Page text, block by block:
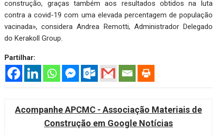
construção, graças também aos resultados obtidos na luta
contra a covid-19 com uma elevada percentagem de população
vacinada», considera Andrea Remotti, Administrador Delegado
do Kerakoll Group.
Partilhar:
Acompanhe APCMC - Associação Materiais de
Construção em Google Notícias